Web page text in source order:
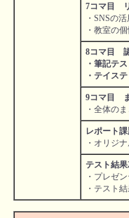
7コマ目
・SNSの
・教室の
8コマ目
・筆記テス
・テイス
9コマ目
・全体の
レポート課
・オリジ
テスト結
・プレゼ
・テスト